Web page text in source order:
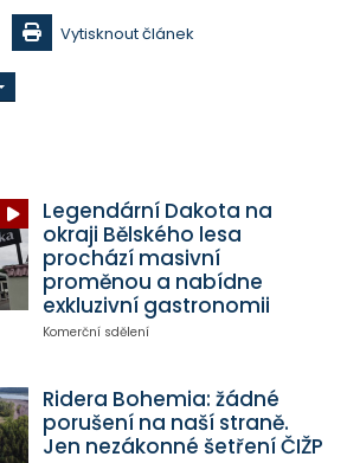
Vytisknout článek
Legendární Dakota na
okraji Bělského lesa
prochází masivní
proměnou a nabídne
exkluzivní gastronomii
Komerční sdělení
Ridera Bohemia: žádné
porušení na naší straně.
Jen nezákonné šetření ČIŽP